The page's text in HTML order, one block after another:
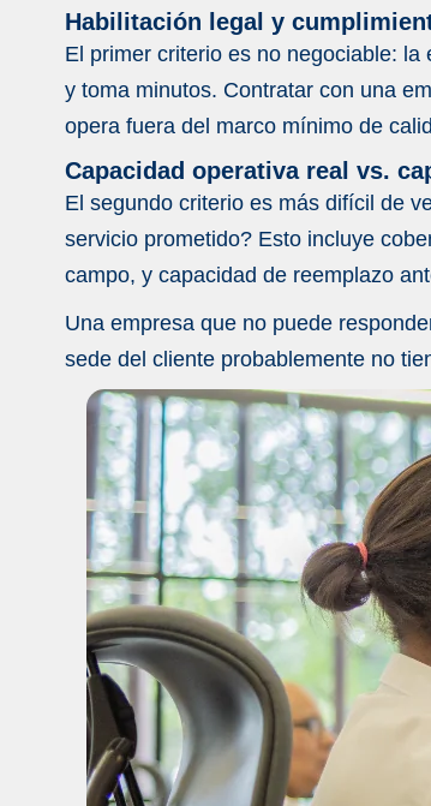
Seguridad empresarial en
Cómo prevenir pérdidas
Habilitación legal y
El primer criterio es no negociable:
y toma minutos. Contratar con una
opera fuera del marco mínimo de
Capacidad operativa real vs.
El segundo criterio es más difícil de
servicio prometido? Esto incluye
campo, y capacidad de reemplazo
Una empresa que no puede
sede del cliente probablemente no